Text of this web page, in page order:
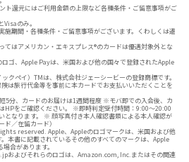
ト還元にはご利用金額の上限など各種条件・ご留意事項がご
のみ。
施期間・各種条件・ご留意事項がございます。くわしくは遷
てはアメリカン・エキスプレス®のカードは優遇対象外とな
ゴ、Apple Payは、米国および他の国々で登録されたApple
クペイ）TMは、株式会社ジェーシービーの登録商標です。
は旅行代金等を事前に本カードでお支払いいただくことを
5分、カードのお届けは1週間程度 ※モバ即での入会後、カ
HPをご確認ください。 ※即時判定受付時間：9:00～20:00
となります。 ※ 顔写真付き本人確認書類による本人確認が
／在留カード）
reserved. Apple、Appleのロゴマークは、米国および他
本書に記載されているその他のすべてのマークは、Apple
合があります。
およびそれらのロゴは、Amazon.com, Inc.またはその関連